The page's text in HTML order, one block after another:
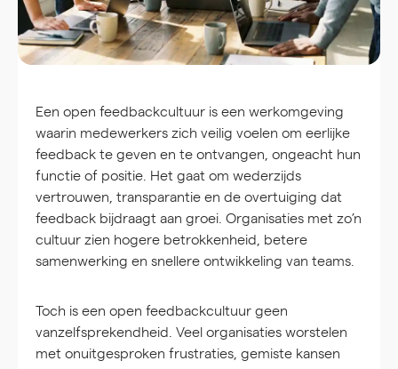
Een open feedbackcultuur is een werkomgeving
waarin medewerkers zich veilig voelen om eerlijke
feedback te geven en te ontvangen, ongeacht hun
functie of positie. Het gaat om wederzijds
vertrouwen, transparantie en de overtuiging dat
feedback bijdraagt aan groei. Organisaties met zo’n
cultuur zien hogere betrokkenheid, betere
samenwerking en snellere ontwikkeling van teams.
Toch is een open feedbackcultuur geen
vanzelfsprekendheid. Veel organisaties worstelen
met onuitgesproken frustraties, gemiste kansen